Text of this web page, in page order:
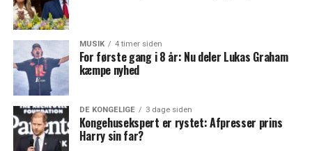
MUSIK 4 timer siden
For første gang i 8 år: Nu deler Lukas Graham
kæmpe nyhed
DE KONGELIGE 3 dage siden
Kongehusekspert er rystet: Afpresser prins
Harry sin far?